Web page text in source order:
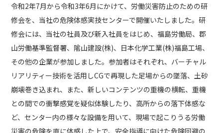
Construction 施工実績
CSR 地域・社会貢献
Topics 社内活動
お知らせ 広報誌 最新技術の革新
関連リンク プライバシーポリシー
令和2年7月から令和3年6月にかけて、労働災害防止のための研
修会を、当社の危険体感実技センターで開催いたしました。研
修会には、当社の社員及び新入社員をはじめ、福島労働局、郡
山労働基準監督署、隂山建設(株)、日本化学工業(株)福島工場、
その他の企業が参加しました。参加者はそれぞれ、バーチャル
リアリティー技術を活用しCGで再現した足場からの墜落、土砂
崩壊巻き込まれ、また、新しいコンテンツの重機の横転、重機
との間での衝撃感覚を疑似体験したり、高所からの落下体感な
ど、センター内の様々な設備を用いて、現場で起こりうる労働
災害の危険を直に体感した上で、安全指導に向けた危険回避の